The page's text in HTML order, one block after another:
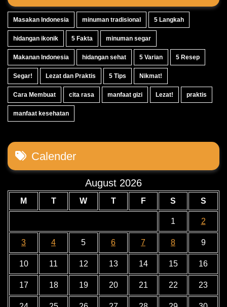
Masakan Indonesia minuman tradisional 5 Langkah
hidangan ikonik 5 Fakta minuman segar
Makanan Indonesia hidangan sehat 5 Varian 5 Resep
Segar! Lezat dan Praktis 5 Tips Nikmat!
Cara Membuat cita rasa manfaat gizi Lezat! praktis
manfaat kesehatan
Calender
August 2026
M T W T F S S
1 2
3 4 5 6 7 8 9
10 11 12 13 14 15 16
17 18 19 20 21 22 23